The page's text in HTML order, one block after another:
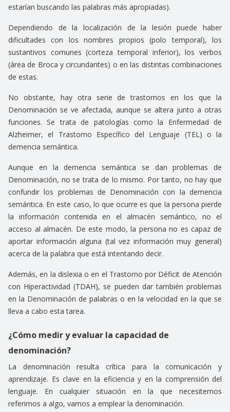
estarían buscando las palabras más apropiadas).
Dependiendo de la localización de la lesión puede haber
dificultades con los nombres propios (polo temporal), los
sustantivos comunes (corteza temporal inferior), los verbos
(área de Broca y circundantes) o en las distintas combinaciones
de estas.
No obstante, hay otra serie de trastornos en los que la
Denominación se ve afectada, aunque se altera junto a otras
funciones. Se trata de patologías como la Enfermedad de
Alzheimer, el Trastorno Específico del Lenguaje (TEL) o la
demencia semántica.
Aunque en la demencia semántica se dan problemas de
Denominación, no se trata de lo mismo. Por tanto, no hay que
confundir los problemas de Denominación con la demencia
semántica. En este caso, lo que ocurre es que la persona pierde
la información contenida en el almacén semántico, no el
acceso al almacén. De este modo, la persona no es capaz de
aportar información alguna (tal vez información muy general)
acerca de la palabra que está intentando decir.
Además, en la dislexia o en el Trastorno por Déficit de Atención
con Hiperactividad (TDAH), se pueden dar también problemas
en la Denominación de palabras o en la velocidad en la que se
lleva a cabo esta tarea.
¿Cómo medir y evaluar la capacidad de
denominación?
La denominación resulta crítica para la comunicación y
aprendizaje. Es clave en la eficiencia y en la comprensión del
lenguaje. En cualquier situación en la que necesitemos
referirnos a algo, vamos a emplear la denominación.